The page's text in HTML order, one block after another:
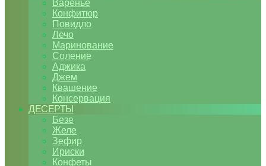
Варенье
Конфитюр
Повидло
Лечо
Маринование
Соление
Аджика
Джем
Квашение
Консервация
ДЕСЕРТЫ
Безе
Желе
Зефир
Ириски
Конфеты